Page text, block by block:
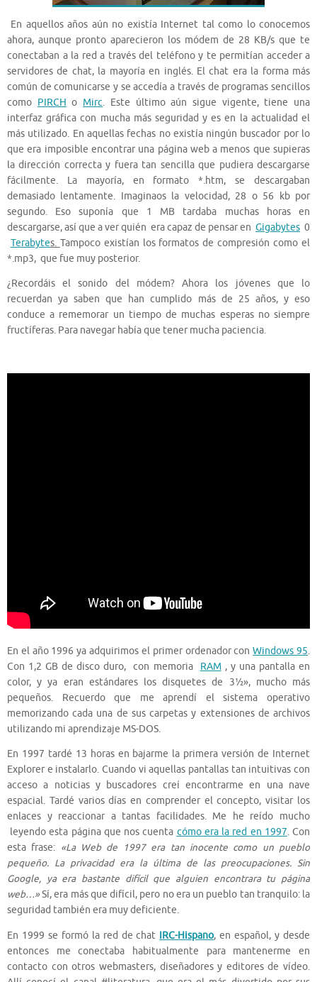
En aquellos años aún no existía Internet tal como lo conocemos
ahora, aunque pronto aparecieron los módem de 28 KB/s que te
conectaban a la red a través del teléfono y te permitían acceder a
servidores de chat, la mayoría en inglés. El chat era la forma más
común de comunicarse y se accedía a través de programas sencillos
como PIRCH o Mirc. Este último aún sigue vigente, tiene una
interfaz gráfica con mucha más seguridad y es en la actualidad el
más utilizado. En aquellas fechas no existía ningún buscador por lo
que era imposible encontrar una página web a menos que supieras
la dirección correcta y fuera tan sencilla que pudiera descargarse
fácilmente. La mayoría, en formato *.htm, se descargaban
demasiado lentamente. Imaginaos la velocidad, 28 o 56 kb por
segundo. Eso suponía que 1 MB tardaba muchas horas en
descargarse, así que a ver quién era capaz de pensar en Gigabytes 0
Terabytes. Tampoco existían los formatos de compresión como el
*.mp3, que fue muy posterior.
¿Recordáis el sonido del módem? Ahora los jóvenes que lo
recuerdan ya saben que han cumplido más de 25 años, y eso
conduce a rememorar un tiempo de muchas esperas no siempre
fructíferas. Para navegar había que tener mucha paciencia.
En el año 1996 ya adquirimos el primer ordenador conWindows 95.
Con 1,2 GB de disco duro, con memoria RAM, y una pantalla en
color, y ya eran estándares los disquetes de 3½», mucho más
pequeños. Recuerdo que me aprendí el sistema operativo
memorizando cada una de sus carpetas y extensiones de archivos
utilizando mi aprendizaje MS-DOS.
En 1997 tardé 13 horas en bajarme la primera versión de Internet
Explorer e instalarlo. Cuando vi aquellas pantallas tan intuitivas con
acceso a noticias y buscadores creí encontrarme en una nave
espacial. Tardé varios días en comprender el concepto, visitar los
enlaces y reaccionar a tantas facilidades. Me he reído mucho
leyendo esta página que nos cuenta cómo era la red en 1997. Con
esta frase: «La Web de 1997 era tan inocente como un pueblo
pequeño. La privacidad era la última de las preocupaciones. Sin
Google, ya era bastante difícil que alguien encontrara tu página
web…»Sí, era más que difícil, pero no era un pueblo tan tranquilo: la
seguridad también era muy deficiente.
En 1999 se formó la red de chat IRC-Hispano, en español, y desde
entonces me conectaba habitualmente para mantenerme en
contacto con otros webmasters, diseñadores y editores de vídeo.